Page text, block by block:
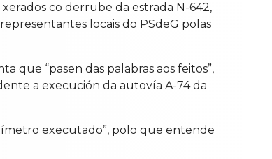
co derrube da estrada N-642,
locais do PSdeG polas
que “pasen das palabras aos feitos”,
a execución da autovía A-74 da
executado”, polo que entende